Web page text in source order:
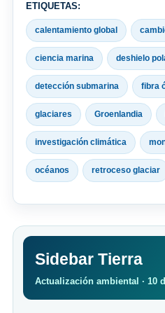
ETIQUETAS:
calentamiento global
ciencia marina deshielo
detección submarina fibra
glaciares Groenlandia
investigación climática
océanos retroceso glaciar
Sidebar Tierra
Actualización ambiental · 10